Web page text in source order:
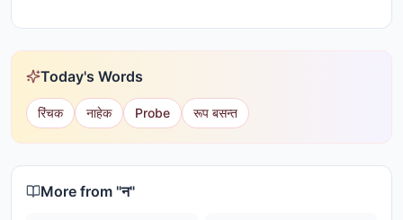
Today's Words
रिंचक नाहेक Probe रूप बसन्त
More from "न"